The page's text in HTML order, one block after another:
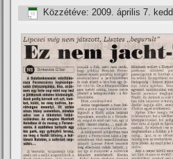
Közzétéve: 2009. április 7. kedd